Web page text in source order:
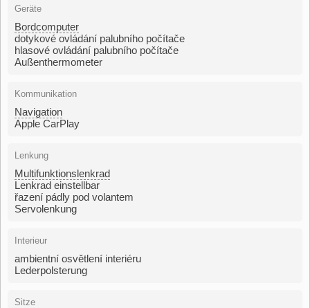
Geräte
Bordcomputer
dotykové ovládání palubního počítače
hlasové ovládání palubního počítače
Außenthermometer
Kommunikation
Navigation
Apple CarPlay
Lenkung
Multifunktionslenkrad
Lenkrad einstellbar
řazení pádly pod volantem
Servolenkung
Interieur
ambientní osvětlení interiéru
Lederpolsterung
Sitze